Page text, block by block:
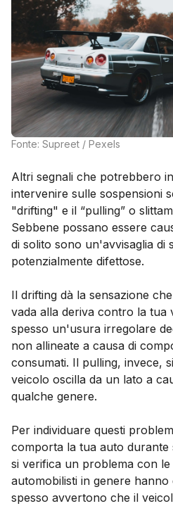
Fonte: Supreet / Pexels
Altri segnali che potrebbero
intervenire sulle sospensioni
"drifting" e il “pulling” o
Sebbene possano essere
di solito sono un'avvisaglia di
potenzialmente difettose.
Il drifting dà la sensazione
vada alla deriva contro la tua
spesso un'usura irregolare
non allineate a causa di
consumati. Il pulling, invece,
veicolo oscilla da un lato a
qualche genere.
Per individuare questi
comporta la tua auto durante
si verifica un problema con le
automobilisti in genere
spesso avvertono che il